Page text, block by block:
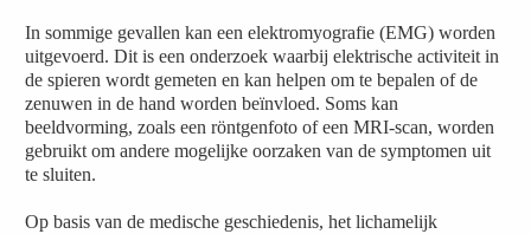
In sommige gevallen kan een elektromyografie (EMG) worden
uitgevoerd. Dit is een onderzoek waarbij elektrische activiteit in
de spieren wordt gemeten en kan helpen om te bepalen of de
zenuwen in de hand worden beïnvloed. Soms kan
beeldvorming, zoals een röntgenfoto of een MRI-scan, worden
gebruikt om andere mogelijke oorzaken van de symptomen uit
te sluiten.
Op basis van de medische geschiedenis, het lichamelijk